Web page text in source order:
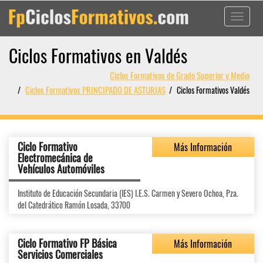
Toggle
Ciclos Formativos en Valdés
Ciclos Formativos de Grado Superior y Medio
Ciclos Formativos PRINCIPADO DE ASTURIAS
Ciclos Formativos Valdés
Ciclo Formativo
Electromecánica de
Vehículos Automóviles
Más Información
Instituto de Educación Secundaria (IES) I.E.S. Carmen y Severo Ochoa, Pza.
del Catedrático Ramón Losada, 33700
Ciclo Formativo FP Básica
Servicios Comerciales
Más Información